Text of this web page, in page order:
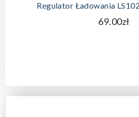
Regulator Ładowania
69.00zł